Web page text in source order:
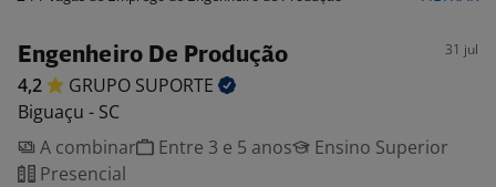
Engenheiro De Produção 31 jul
4,2 GRUPO SUPORTE
Biguaçu - SC
A combinar
Entre 3 e 5 anos
Ensino Superior
Presencial